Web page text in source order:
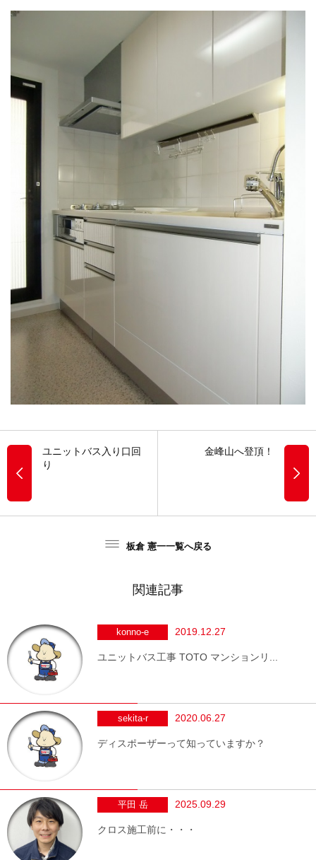
ユニットバス入り口回
り
金峰山へ登頂！
板倉 憲一一覧へ戻る
関連記事
konno-e 2019.12.27
ユニットバス工事 TOTO マンションリ...
sekita-r 2020.06.27
ディスポーザーって知っていますか？
平田 岳 2025.09.29
クロス施工前に・・・